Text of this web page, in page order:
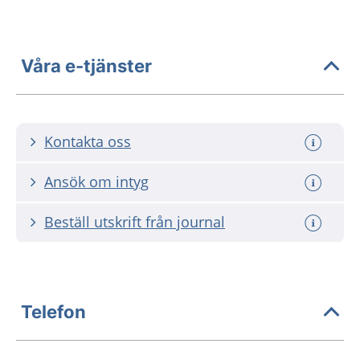
Våra e-tjänster
Kontakta oss
Ansök om intyg
Beställ utskrift från journal
Telefon